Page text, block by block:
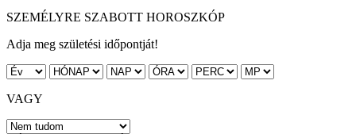
SZEMÉLYRE SZABOTT HOROSZKÓP
Adja meg születési időpontját!
VAGY